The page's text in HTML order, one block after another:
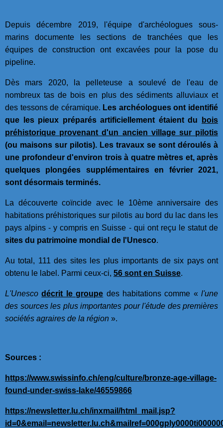
Depuis décembre 2019, l'équipe d'archéologues sous-
marins documente les sections de tranchées que les
équipes de construction ont excavées pour la pose du
pipeline.
Dès mars 2020, la pelleteuse a soulevé de l'eau de
nombreux tas de bois en plus des sédiments alluviaux et
des tessons de céramique. Les archéologues ont identifié
que les pieux préparés artificiellement étaient du
bois
préhistorique provenant d'un ancien village sur pilotis
(ou maisons sur pilotis). Les travaux se sont déroulés à
une profondeur d'environ trois à quatre mètres et, après
quelques plongées supplémentaires en février 2021,
sont désormais terminés.
La découverte coïncide avec le 10ème anniversaire des
habitations préhistoriques sur pilotis au bord du lac dans les
pays alpins - y compris en Suisse - qui ont reçu le statut de
sites du patrimoine mondial de l'Unesco.
Au total, 111 des sites les plus importants de six pays ont
obtenu le label. Parmi ceux-ci, 56 sont en Suisse.
L'Unesco décrit le groupe des habitations comme « l'une
des sources les plus importantes pour l'étude des premières
sociétés agraires de la région ».
Sources :
https://www.swissinfo.ch/eng/culture/bronze-age-village-
found-under-swiss-lake/46559866
https://newsletter.lu.ch/inxmail/html_mail.jsp?